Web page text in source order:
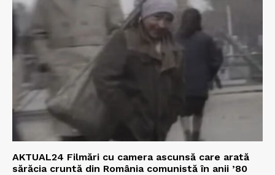
AKTUAL24 Filmări cu camera ascunsă care arată
sărăcia cruntă din România comunistă în anii ’80